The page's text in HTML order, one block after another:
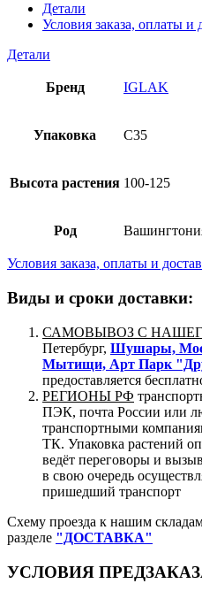
Детали
Условия заказа, оплаты и
Детали
Бренд IGLAK
Упаковка C35
Высота растения 100-125
Род
Условия заказа, оплаты и
Виды и сроки доставки:
САМОВЫВОЗ С
Петербург, Шушары,
Мытищи, Арт Парк
предоставляется
РЕГИОНЫ РФ
ПЭК, почта России или
транспортными
ТК. Упаковка растений
ведёт переговоры и
в свою очередь
пришедший транспорт
Схему проезда к нашим
разделе "ДОСТАВКА"
УСЛОВИЯ